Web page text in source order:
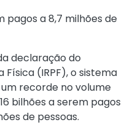
pagos a 8,7 milhões de
declaração do
Física (IRPF), o sistema
recorde no volume
bilhões a serem pagos
de pessoas.